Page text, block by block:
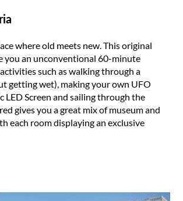
where old meets new. This original
you an unconventional 60-minute
such as walking through a
getting wet), making your own UFO
LED Screen and sailing through the
gives you a great mix of museum and
each room displaying an exclusive